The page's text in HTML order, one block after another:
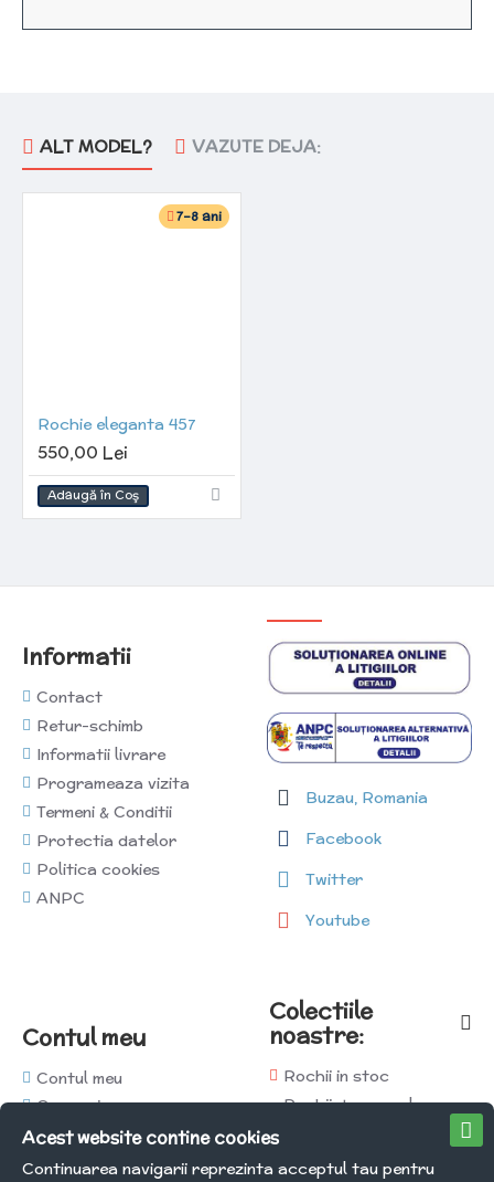
ALT MODEL? VAZUTE DEJA:
7-8 ani
Rochie eleganta 457
550,00 Lei
Adaugă în Coş
Informatii
Contact
Retur-schimb
Informatii livrare
Programeaza vizita
Termeni & Conditii
Protectia datelor
Politica cookies
ANPC
Buzau, Romania
Facebook
Twitter
Youtube
Contul meu
Contul meu
Comenzi
Afiliati
Newsletter
Colectiile
noastre:
Rochii in stoc
Rochii de seara la
Rochii de mireasa la
Acest website contine cookies
Continuarea navigarii reprezinta acceptul tau pentru